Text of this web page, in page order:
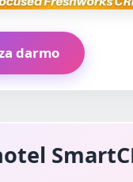
darmo